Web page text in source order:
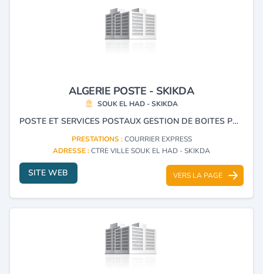
ALGERIE POSTE - SKIKDA
SOUK EL HAD - SKIKDA
POSTE ET SERVICES POSTAUX GESTION DE BOITES POSTALES COURRIER EXPRESS.
PRESTATIONS :COURRIER EXPRESS
ADRESSE :CTRE VILLE SOUK EL HAD - SKIKDA
SITE WEB VERS LA PAGE